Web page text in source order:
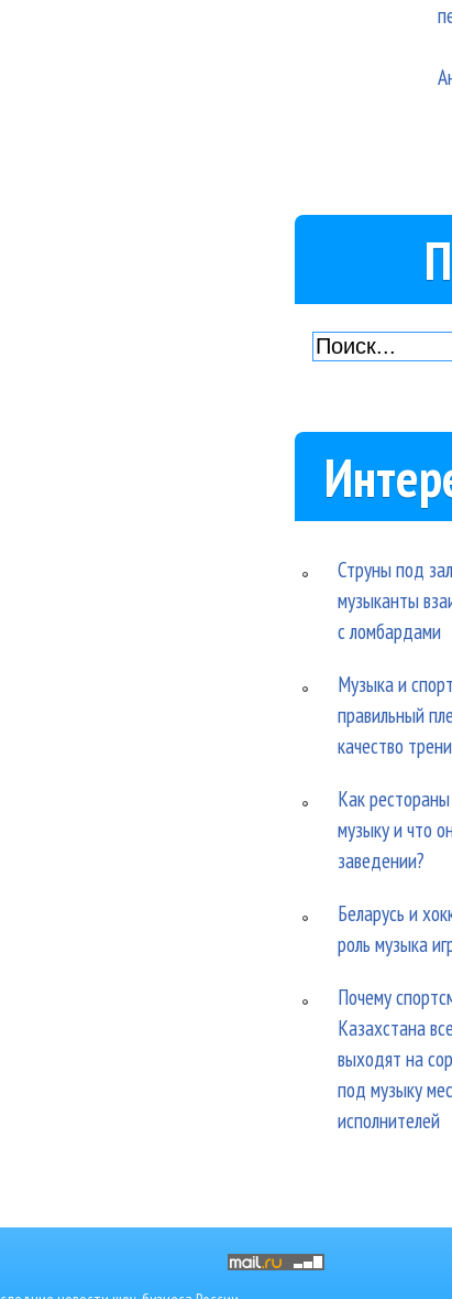
Струны под
музыканты
с ломбардами
Музыка и
правильный
качество
Как
музыку и что
заведении?
Беларусь и
роль музыка
Почему
Казахстана
выходят на
под музыку
исполнителей